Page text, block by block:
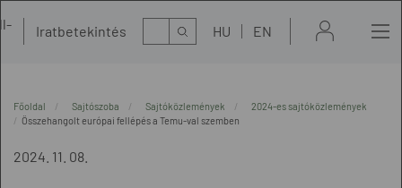
Iratbetekintés Kereső HU EN
Főoldal Sajtószoba Sajtóközlemények
2024-es sajtóközlemények
Összehangolt európai fellépés a Temu-val szemben
2024. 11. 08.